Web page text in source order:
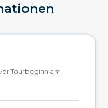
Tourbeginn am